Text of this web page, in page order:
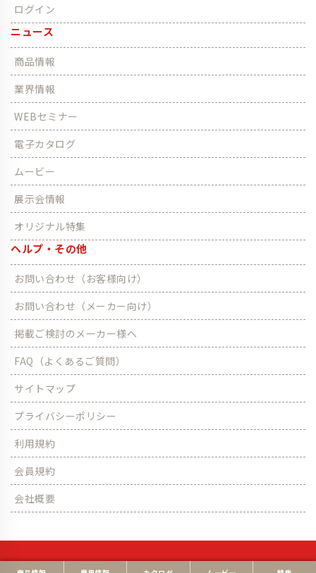
ログイン
ニュース
商品情報
業界情報
WEBセミナー
電子カタログ
ムービー
展示会情報
オリジナル特集
ヘルプ・その他
お問い合わせ（お客様向け）
お問い合わせ（メーカー向け）
掲載ご検討のメーカー様へ
FAQ（よくあるご質問）
サイトマップ
プライバシーポリシー
利用規約
会員規約
会社概要
© パックタイムス All Rights Reserved.